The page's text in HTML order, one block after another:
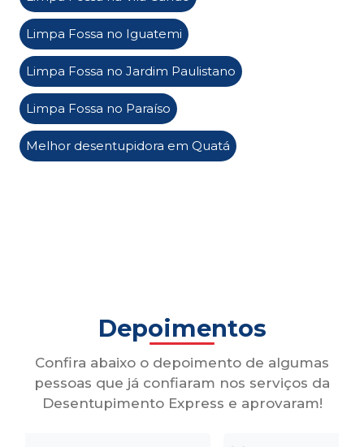
Limpa Fossa no Iguatemi
Limpa Fossa no Jardim Paulistano
Limpa Fossa no Paraíso
Melhor desentupidora em Quatá
Depoimentos
Confira abaixo o depoimento de algumas
pessoas que já confiaram nos serviços da
Desentupimento Express e aprovaram!